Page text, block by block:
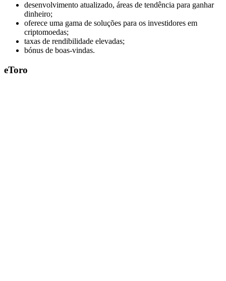
desenvolvimento atualizado, áreas de tendência para ganhar
dinheiro;
oferece uma gama de soluções para os investidores em
criptomoedas;
taxas de rendibilidade elevadas;
bónus de boas-vindas.
eToro